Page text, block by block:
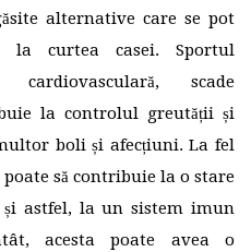
alternative care se pot
la curtea casei. Sportul
cardiovasculară, scade
la controlul greutății și
boli și afecțiuni. La fel
poate să contribuie la o stare
și astfel, la un sistem imun
acesta poate avea o